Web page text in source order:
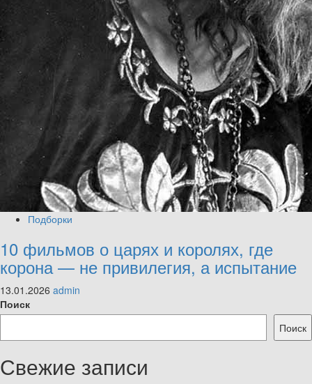
Подборки
10 фильмов о царях и королях, где
корона — не привилегия, а испытание
13.01.2026 admin
Поиск
Поиск
Свежие записи